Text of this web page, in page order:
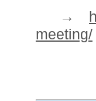
→
meeting/